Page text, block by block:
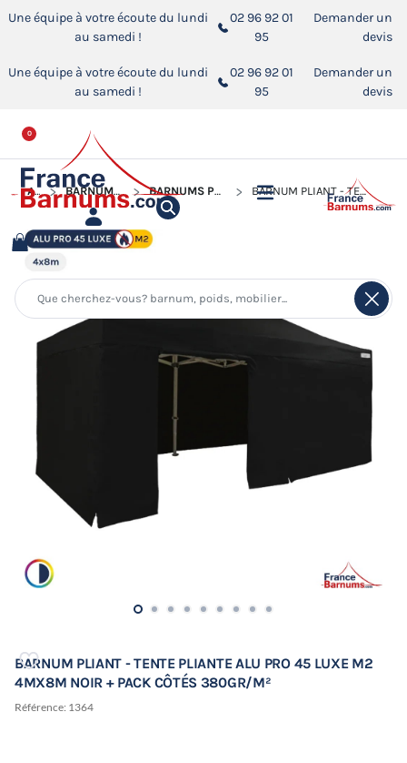
Une équipe à votre écoute du lundi
au samedi !
02 96 92 01
95
Demander un
devis
Une équipe à votre écoute du lundi
au samedi !
02 96 92 01
95
Demander un
devis
0
ACCUEIL BARNUMS PLIANTS ALUMINIUM PRO 45 LUXE M2 BARNUMS PLIANTS ALUMINIUM PRO 45 LUXE M2 DE 4M X 8M BARNUM PLIANT - TENTE PLIANTE ALU PRO 45 LUXE M2 4MX8M NOIR + PACK CÔTÉS 380GR/M²
BARNUM PLIANT - TENTE PLIANTE ALU PRO 45 LUXE M2
4MX8M NOIR + PACK CÔTÉS 380GR/M²
Référence: 1364